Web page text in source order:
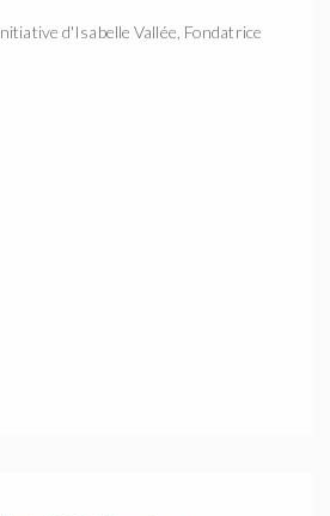
d'Isabelle Vallée, Fondatrice